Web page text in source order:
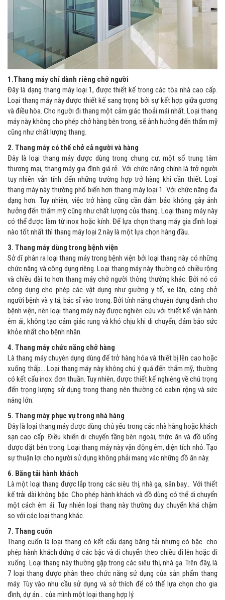
1.Thang máy chỉ dành riêng chở người
Đây là dạng thang máy loại 1, được thiết kế trong các tòa nhà cao cấp.
Loại thang máy này được thiết kế sang trọng bởi sự kết hợp giữa gương
và điều hòa. Cho người đi thang một cảm giác thoải mái nhất. Loại thang
máy này không cho phép chở hàng bên trong, sẽ ảnh hưởng đến thẩm mỹ
cũng như chất lượng thang.
2. Thang máy có thể chở cả người và hàng
Đây là loại thang máy được dùng trong chung cư, một số trung tâm
thương mại, thang máy gia đình giá rẻ…Với chức năng chính là trở người
tuy nhiên vẫn tính đến những trường hợp trở hàng khi cần thiết. Loại
thang máy này thường phổ biến hơn thang máy loại 1. Với chức năng đa
dạng hơn. Tuy nhiên, việc trở hàng cũng cần đảm bảo không gây ảnh
hưởng đến thẩm mỹ cũng như chất lượng của thang. Loại thang máy này
có thể được làm từ inox hoặc kính. Để lựa chọn thang máy gia đình loại
nào tốt nhất thì thang máy loại 2 này là một lựa chọn hàng đầu.
3. Thang máy dùng trong bệnh viện
Sở dĩ phân ra loại thang máy trong bệnh viện bởi loại thang này có những
chức năng và công dụng riêng. Loại thang máy này thường có chiều rộng
và chiều dài to hơn thang máy chở người thông thường khác. Bởi nó có
công dụng cho phép các vật dụng như giường y tế, xe lăn, cáng chở
người bệnh và y tá, bác sĩ vào trong. Bởi tính năng chuyên dụng dành cho
bệnh viện, nên loại thang máy này được nghiên cứu với thiết kế vận hành
êm ái, không tạo cảm giác rung và khó chịu khi di chuyển, đảm bảo sức
khỏe nhất cho bệnh nhân.
4. Thang máy chức năng chở hàng
Là thang máy chuyên dụng dùng để trở hàng hóa và thiết bị lên cao hoặc
xuống thấp… Loại thang máy này không chú ý quá đến thẩm mỹ, thường
có kết cấu inox đơn thuần. Tuy nhiên, được thiết kế nghiêng về chú trọng
đến trọng lượng sử dụng trong thang nên thường có cabin rộng và sức
nâng lớn.
5. Thang máy phục vụ trong nhà hàng
Đây là loại thang máy được dùng chủ yếu trong các nhà hàng hoặc khách
sạn cao cấp. Điều khiển di chuyển tầng bên ngoài, thức ăn và đồ uống
được đặt bên trong. Loại thang máy này vận động êm, diện tích nhỏ. Tạo
sự thuận lợi cho người sử dụng không phải mang vác những đồ ăn này.
6. Băng tải hành khách
Là một loại thang được lắp trong các siêu thị, nhà ga, sân bay… Với thiết
kế trải dài không bậc. Cho phép hành khách và đồ dùng có thể di chuyển
một cách êm ái. Tuy nhiên loại thang này thường duy chuyển khá chậm
so với các loại thang khác.
7. Thang cuốn
Thang cuốn là loại thang có kết cấu dạng băng tải nhưng có bậc. cho
phép hành khách đứng ở các bậc và di chuyển theo chiều đi lên hoặc đi
xuống. Loại thang này thường gặp trong các siêu thị, nhà ga. Trên đây, là
7 loại thang được phân theo chức năng sử dụng của sản phẩm thang
máy. Tùy vào nhu cầu sử dụng và sở thích để có thể lựa chọn cho gia
đình, dự án… của mình một loại thang hợp lý.